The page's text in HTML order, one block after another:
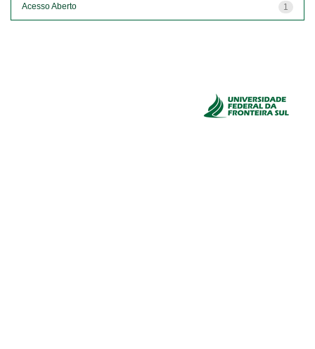
1
Acesso Aberto